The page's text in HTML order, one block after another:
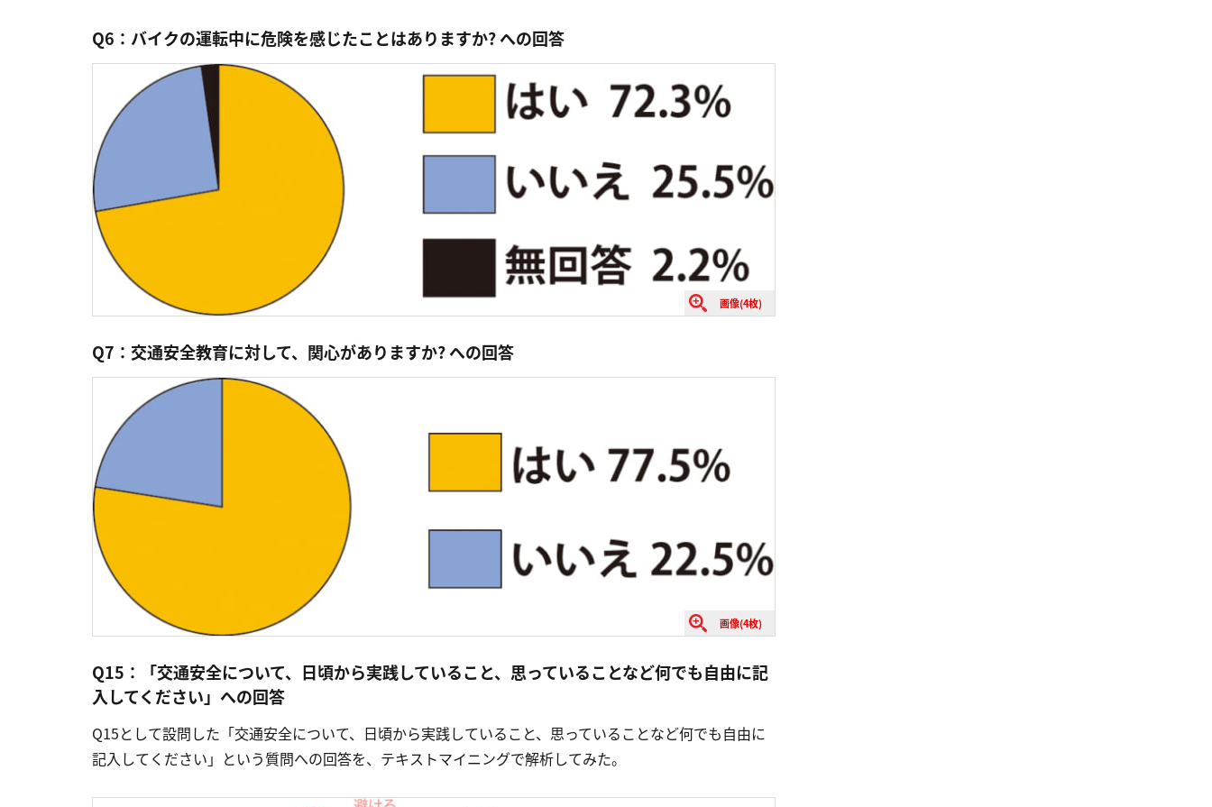
Q6：バイクの運転中に危険を感じたことはありますか? への回答
画像(4枚)
Q7：交通安全教育に対して、関心がありますか? への回答
画像(4枚)
Q15：「交通安全について、日頃から実践していること、思っていることなど何でも自由に記
入してください」への回答
Q15として設問した「交通安全について、日頃から実践していること、思っていることなど何でも自由に
記入してください」という質問への回答を、テキストマイニングで解析してみた。